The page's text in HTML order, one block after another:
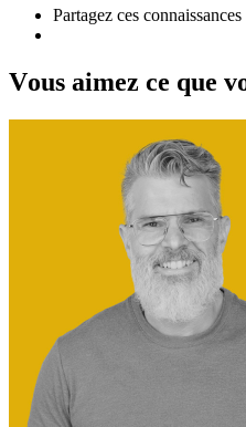
Partagez ces
Vous aimez ce que v